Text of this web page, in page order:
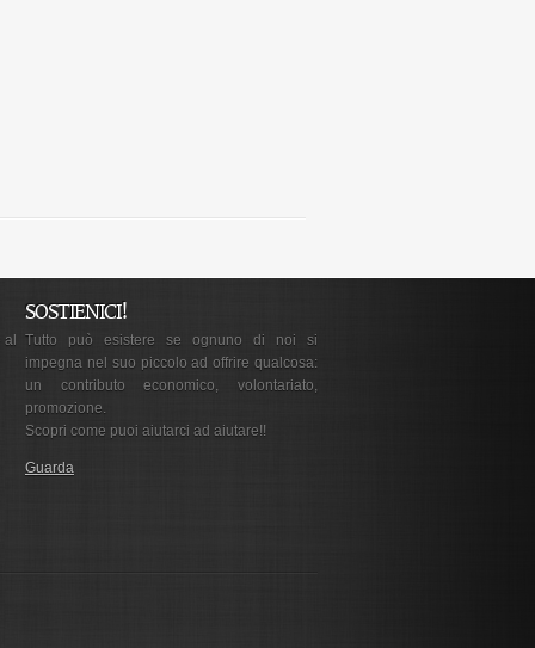
al
SOSTIENICI!
Tutto può esistere se ognuno di noi si
impegna nel suo piccolo ad offrire qualcosa:
un contributo economico, volontariato,
promozione.
Scopri come puoi aiutarci ad aiutare!!
Guarda